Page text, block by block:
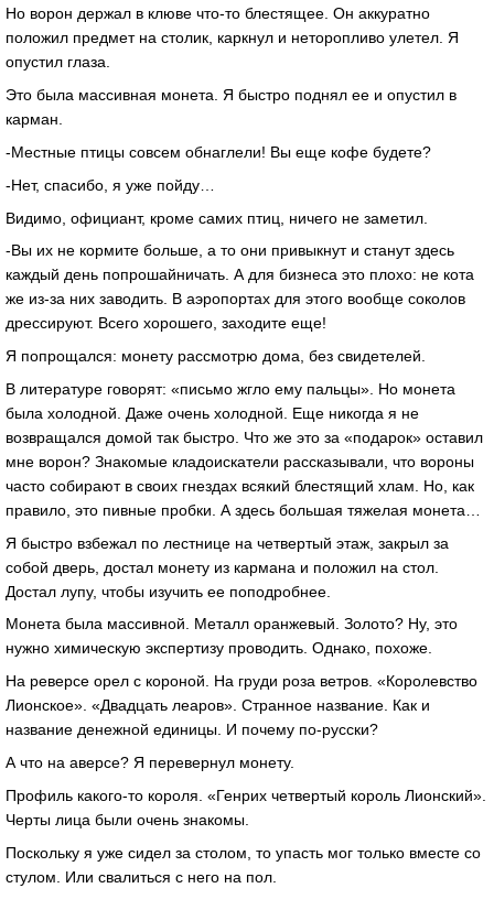
Но ворон держал в клюве что-то блестящее. Он аккуратно
положил предмет на столик, каркнул и неторопливо улетел. Я
опустил глаза.
Это была массивная монета. Я быстро поднял ее и опустил в
карман.
-Местные птицы совсем обнаглели! Вы еще кофе будете?
-Нет, спасибо, я уже пойду…
Видимо, официант, кроме самих птиц, ничего не заметил.
-Вы их не кормите больше, а то они привыкнут и станут здесь
каждый день попрошайничать. А для бизнеса это плохо: не кота
же из-за них заводить. В аэропортах для этого вообще соколов
дрессируют. Всего хорошего, заходите еще!
Я попрощался: монету рассмотрю дома, без свидетелей.
В литературе говорят: «письмо жгло ему пальцы». Но монета
была холодной. Даже очень холодной. Еще никогда я не
возвращался домой так быстро. Что же это за «подарок» оставил
мне ворон? Знакомые кладоискатели рассказывали, что вороны
часто собирают в своих гнездах всякий блестящий хлам. Но, как
правило, это пивные пробки. А здесь большая тяжелая монета…
Я быстро взбежал по лестнице на четвертый этаж, закрыл за
собой дверь, достал монету из кармана и положил на стол.
Достал лупу, чтобы изучить ее поподробнее.
Монета была массивной. Металл оранжевый. Золото? Ну, это
нужно химическую экспертизу проводить. Однако, похоже.
На реверсе орел с короной. На груди роза ветров. «Королевство
Лионское». «Двадцать леаров». Странное название. Как и
название денежной единицы. И почему по-русски?
А что на аверсе? Я перевернул монету.
Профиль какого-то короля. «Генрих четвертый король Лионский».
Черты лица были очень знакомы.
Поскольку я уже сидел за столом, то упасть мог только вместе со
стулом. Или свалиться с него на пол.